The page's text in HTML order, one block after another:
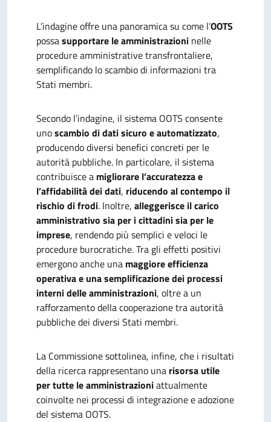
L’indagine offre una panoramica su come l’OOTS
possasupportare le amministrazioni nelle
procedure amministrative transfrontaliere,
semplificando lo scambio di informazioni tra
Stati membri.
Secondo l’indagine, il sistema OOTS consente
unoscambio di dati sicuro e automatizzato,
producendo diversi benefici concreti per le
autorità pubbliche. In particolare, il sistema
contribuisce a migliorare l’accuratezza e
l’affidabilità dei dati, riducendo al contempo il
rischio di frodi. Inoltre, alleggerisce il carico
amministrativo sia per i cittadini sia per le
imprese, rendendo più semplici e veloci le
procedure burocratiche. Tra gli effetti positivi
emergono anche una maggiore efficienza
operativa e una semplificazione dei processi
interni delle amministrazioni, oltre a un
rafforzamento della cooperazione tra autorità
pubbliche dei diversi Stati membri.
La Commissione sottolinea, infine, che i risultati
della ricerca rappresentano una risorsa utile
per tutte le amministrazioniattualmente
coinvolte nei processi di integrazione e adozione
del sistema OOTS.